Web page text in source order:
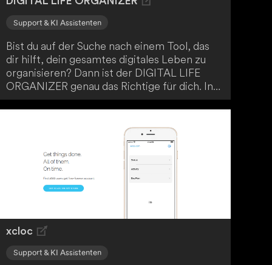
Support & KI Assistenten
Bist du auf der Suche nach einem Tool, das
dir hilft, dein gesamtes digitales Leben zu
organisieren? Dann ist der DIGITAL LIFE
ORGANIZER genau das Richtige für dich. In
dieser Vorlage findest du fünf Abschnitte:
Ideapad, Bookmark-Manager, Prompt-
Logger, Passwort-Tracker und Platz für
Notizen. Mit diesem nützlichen Begleiter
behältst du den Überblick und organisierst
dein Leben effizient und übersichtlich.
xcloc
Support & KI Assistenten